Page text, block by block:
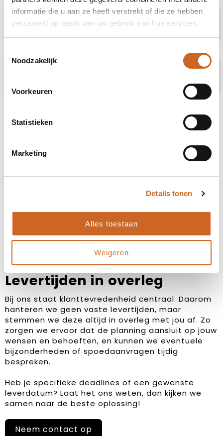
informatie die u aan ze heeft verstrekt of die ze hebben
verzameld op basis van uw gebruik van hun services.
Noodzakelijk
Voorkeuren
Statistieken
Marketing
Details tonen
Alles toestaan
Weigeren
Specificaties
Levertijden in overleg
Bij ons staat klanttevredenheid centraal. Daarom
hanteren we geen vaste levertijden, maar
stemmen we deze altijd in overleg met jou af. Zo
zorgen we ervoor dat de planning aansluit op jouw
wensen en behoeften, en kunnen we eventuele
bijzonderheden of spoedaanvragen tijdig
bespreken.
Heb je specifieke deadlines of een gewenste
leverdatum? Laat het ons weten, dan kijken we
samen naar de beste oplossing!
Neem contact op